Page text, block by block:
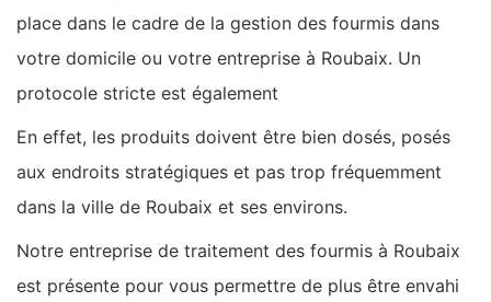
place dans le cadre de la gestion des fourmis dans
votre domicile ou votre entreprise à Roubaix. Un
protocole stricte est également
En effet, les produits doivent être bien dosés, posés
aux endroits stratégiques et pas trop fréquemment
dans la ville de Roubaix et ses environs.
Notre entreprise de traitement des fourmis à Roubaix
est présente pour vous permettre de plus être envahi